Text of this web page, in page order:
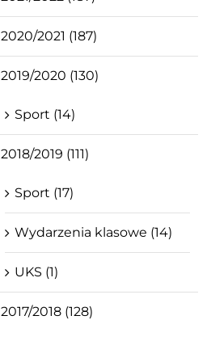
2020/2021 (187)
2019/2020 (130)
Sport (14)
2018/2019 (111)
Sport (17)
Wydarzenia klasowe (14)
UKS (1)
2017/2018 (128)